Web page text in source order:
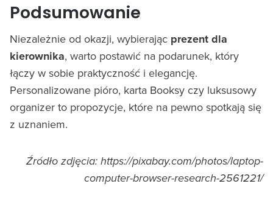
Podsumowanie
Niezależnie od okazji, wybierając prezent dla
kierownika, warto postawić na podarunek, który
łączy w sobie praktyczność i elegancję.
Personalizowane pióro, karta Booksy czy luksusowy
organizer to propozycje, które na pewno spotkają się
z uznaniem.
Źródło zdjęcia: https://pixabay.com/photos/laptop-
computer-browser-research-2561221/